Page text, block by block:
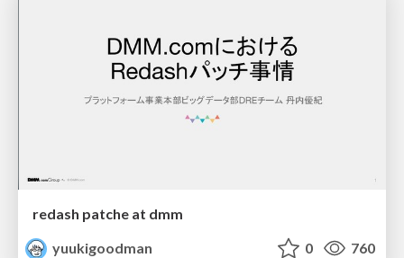
redash patche at dmm
yuukigoodman
0 760